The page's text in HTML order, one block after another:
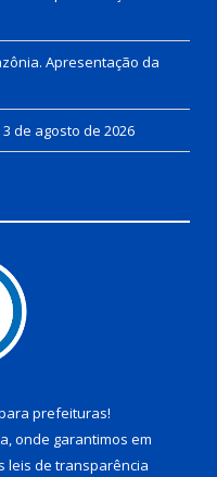
Apresentação da
3 de agosto de 2026
prefeituras!
onde garantimos em
leis de transparência